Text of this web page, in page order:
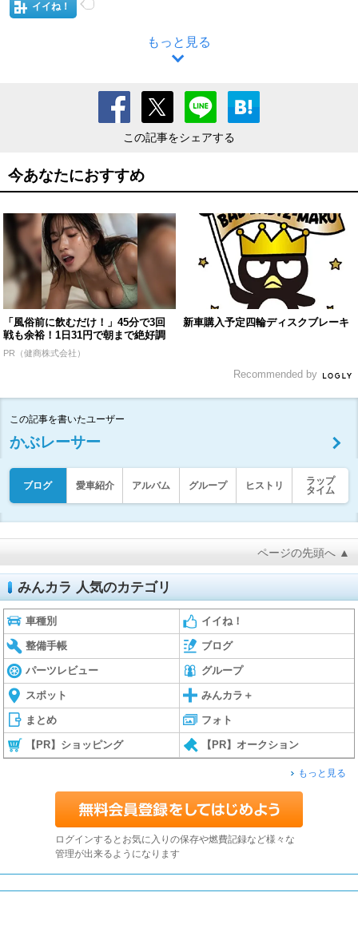
イイね！
もっと見る
この記事をシェアする
今あなたにおすすめ
「風俗前に飲むだけ！」45分で3回
戦も余裕！1日31円で朝まで絶好調
PR（健商株式会社）
新車購入予定四輪ディスクブレーキ
Recommended by
この記事を書いたユーザー
かぶレーサー
ブログ 愛車紹介 アルバム グループ ヒストリ
ラップ
タイム
ページの先頭へ ▲
みんカラ 人気のカテゴリ
車種別 イイね！
整備手帳 ブログ
パーツレビュー グループ
スポット みんカラ＋
まとめ フォト
【PR】ショッピング 【PR】オークション
もっと見る
ログインするとお気に入りの保存や燃費記録など様々な
管理が出来るようになります